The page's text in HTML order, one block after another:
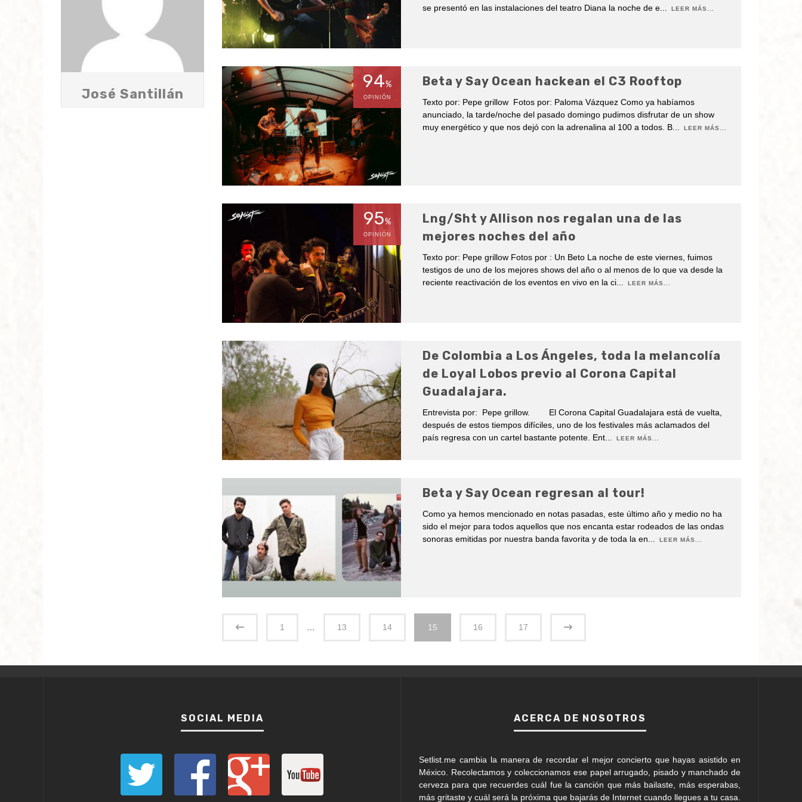
José Santillán
se presentó en las instalaciones del teatro Diana la noche de e
LEER MÁS...
94%
OPINIÓN
Beta y Say Ocean hackean el C3 Rooftop
Texto por: Pepe grillow Fotos por: Paloma Vázquez Como ya habíamos
anunciado, la tarde/noche del pasado domingo pudimos disfrutar de un show
muy energético y que nos dejó con la adrenalina al 100 a todos. B
LEER MÁS...
95%
OPINIÓN
Lng/Sht y Allison nos regalan una de las
mejores noches del año
Texto por: Pepe grillow Fotos por : Un Beto La noche de este viernes, fuimos
testigos de uno de los mejores shows del año o al menos de lo que va desde la
reciente reactivación de los eventos en vivo en la ci
LEER MÁS...
De Colombia a Los Ángeles, toda la melancolía
de Loyal Lobos previo al Corona Capital
Guadalajara.
Entrevista por: Pepe grillow. El Corona Capital Guadalajara está de vuelta,
después de estos tiempos difíciles, uno de los festivales más aclamados del
país regresa con un cartel bastante potente. Ent
LEER MÁS...
Beta y Say Ocean regresan al tour!
Como ya hemos mencionado en notas pasadas, este último año y medio no ha
sido el mejor para todos aquellos que nos encanta estar rodeados de las ondas
sonoras emitidas por nuestra banda favorita y de toda la en
LEER MÁS...
1 13 14 15 16 17
SOCIAL MEDIA ACERCA DE NOSOTROS
Setlist.me cambia la manera de recordar el mejor concierto que hayas asistido en
México. Recolectamos y coleccionamos ese papel arrugado, pisado y manchado de
cerveza para que recuerdes cuál fue la canción que más bailaste, más esperabas,
más gritaste y cuál será la próxima que bajarás de Internet cuando llegues a tu casa.